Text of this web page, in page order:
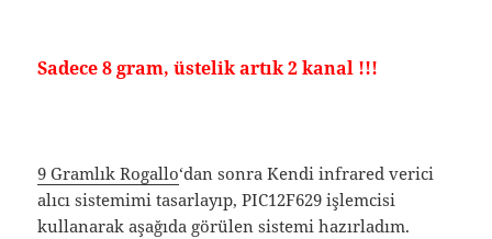
Sadece 8 gram, üstelik artık 2 kanal !!!
9 Gramlık Rogallo‘dan sonra Kendi infrared verici
alıcı sistemimi tasarlayıp, PIC12F629 işlemcisi
kullanarak aşağıda görülen sistemi hazırladım.